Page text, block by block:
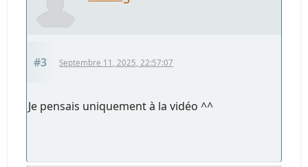
#3 Septembre 11, 2025, 22:57:07
Je pensais uniquement à la vidéo ^^